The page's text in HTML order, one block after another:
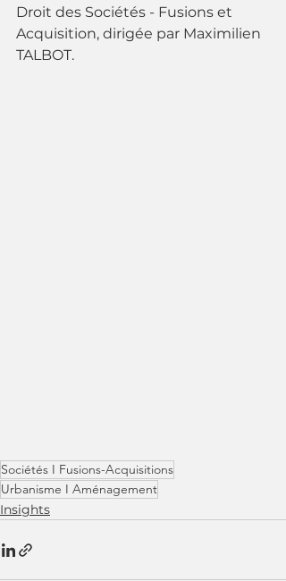
Droit des Sociétés - Fusions et
Acquisition, dirigée par Maximilien
TALBOT.
Sociétés I Fusions-Acquisitions
Urbanisme I Aménagement
Insights